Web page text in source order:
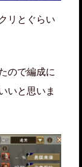
リとぐらい
ので編成に
いと思いま